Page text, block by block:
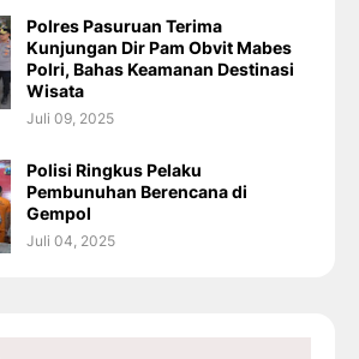
Polres Pasuruan Terima
Kunjungan Dir Pam Obvit Mabes
Polri, Bahas Keamanan Destinasi
Wisata
Juli 09, 2025
Polisi Ringkus Pelaku
Pembunuhan Berencana di
Gempol
Juli 04, 2025